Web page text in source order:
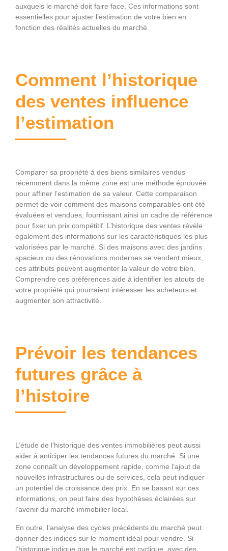
auxquels le marché doit faire face. Ces informations sont
essentielles pour ajuster l’estimation de votre bien en
fonction des réalités actuelles du marché.
Comment l’historique
des ventes influence
l’estimation
Comparer sa propriété à des biens similaires vendus
récemment dans la même zone est une méthode éprouvée
pour affiner l’estimation de sa valeur. Cette comparaison
permet de voir comment des maisons comparables ont été
évaluées et vendues, fournissant ainsi un cadre de référence
pour fixer un prix compétitif. L’historique des ventes révèle
également des informations sur les caractéristiques les plus
valorisées par le marché. Si des maisons avec des jardins
spacieux ou des rénovations modernes se vendent mieux,
ces attributs peuvent augmenter la valeur de votre bien.
Comprendre ces préférences aide à identifier les atouts de
votre propriété qui pourraient intéresser les acheteurs et
augmenter son attractivité.
Prévoir les tendances
futures grâce à
l’histoire
L’étude de l’historique des ventes immobilières peut aussi
aider à anticiper les tendances futures du marché. Si une
zone connaît un développement rapide, comme l’ajout de
nouvelles infrastructures ou de services, cela peut indiquer
un potentiel de croissance des prix. En se basant sur ces
informations, on peut faire des hypothèses éclairées sur
l’avenir du marché immobilier local.
En outre, l’analyse des cycles précédents du marché peut
donner des indices sur le moment idéal pour vendre. Si
l’historique indique que le marché est cyclique, avec des